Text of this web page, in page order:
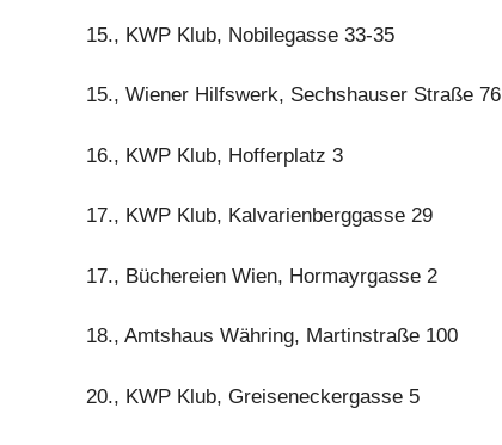
15., KWP Klub, Nobilegasse 33-35
15., Wiener Hilfswerk, Sechshauser Straße 76
16., KWP Klub, Hofferplatz 3
17., KWP Klub, Kalvarienberggasse 29
17., Büchereien Wien, Hormayrgasse 2
18., Amtshaus Währing, Martinstraße 100
20., KWP Klub, Greiseneckergasse 5